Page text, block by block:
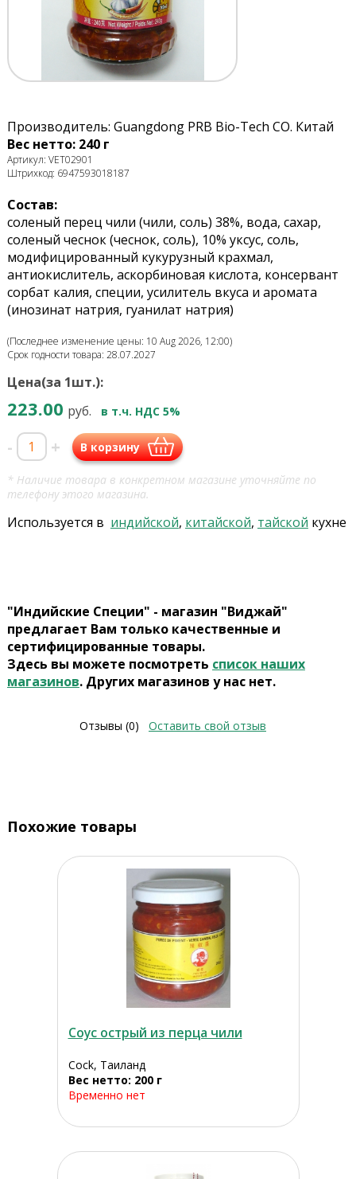
Производитель: Guangdong PRB Bio-Tech CO. Китай
Вес нетто: 240 г
Артикул: VET02901
Штрихкод: 6947593018187
Состав:
соленый перец чили (чили, соль) 38%, вода, сахар,
соленый чеснок (чеснок, соль), 10% уксус, соль,
модифицированный кукурузный крахмал,
антиокислитель, аскорбиновая кислота, консервант
сорбат калия, специи, усилитель вкуса и аромата
(инозинат натрия, гуанилат натрия)
(Последнее изменение цены: 10 Aug 2026, 12:00)
Срок годности товара: 28.07.2027
Цена(за 1шт.):
223.00 руб. в т.ч. НДС 5%
- + В корзину
* Наличие товара в конкретном магазине уточняйте по
телефону этого магазина.
Используется в индийской, китайской, тайской кухне
"Индийские Специи" - магазин "Виджай"
предлагает Вам только качественные и
сертифицированные товары.
Здесь вы можете посмотреть список наших
магазинов. Других магазинов у нас нет.
Отзывы (0) Оставить свой отзыв
Похожие товары
Соус острый из перца чили
Cock, Таиланд
Вес нетто: 200 г
Временно нет